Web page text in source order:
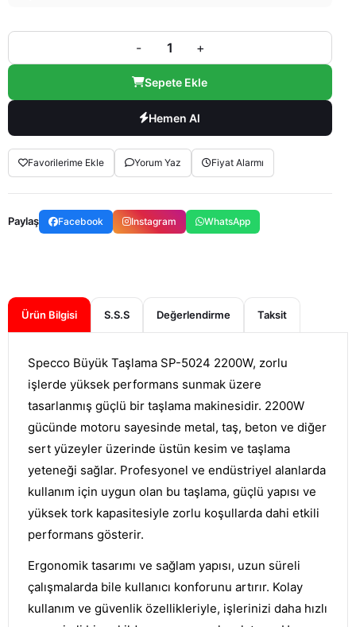
- +
Sepete Ekle
Hemen Al
Favorilerime Ekle Yorum Yaz Fiyat Alarmı
Paylaş Facebook Instagram WhatsApp
Ürün Bilgisi S.S.S Değerlendirme
Specco Büyük Taşlama SP-5024 2200W, zorlu
işlerde yüksek performans sunmak üzere
tasarlanmış güçlü bir taşlama makinesidir. 2200W
gücünde motoru sayesinde metal, taş, beton ve diğer
sert yüzeyler üzerinde üstün kesim ve taşlama
yeteneği sağlar. Profesyonel ve endüstriyel alanlarda
kullanım için uygun olan bu taşlama, güçlü yapısı ve
yüksek tork kapasitesiyle zorlu koşullarda dahi etkili
performans gösterir.
Ergonomik tasarımı ve sağlam yapısı, uzun süreli
çalışmalarda bile kullanıcı konforunu artırır. Kolay
kullanım ve güvenlik özellikleriyle, işlerinizi daha hızlı